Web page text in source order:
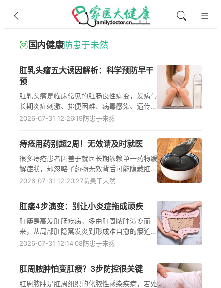
国内健康防患于未然
肛乳头瘤五大诱因解析：科学预防早干
预
肛乳头瘤是临床常见的肛肠良性病变，发病与
长期炎症刺激、排便困难、病毒感染、遗传因
素及肛门狭窄五大诱因密切相关，了解这些诱
肛周瘙痒等疑似症状时及时警觉，尽早到正规
医疗机构就诊，遵循医嘱规范处理，避免病情
进展带来的不适与健康隐患。
2026-07-31 12:26:19防患于未然
痔疮用药别超2周！无效请及时就医
很多痔疮患者因羞于就医长期依赖单一药物缓
解症状，却忽略了药物无效背后可能隐藏肛
裂、肛瘘甚至直肠癌等肛肠疾病风险，明确痔
开用药误区，采取符合诊疗指南的规范措施，
降低病情延误的潜在风险
2026-07-31 12:20:27防患于未然
肛瘘4步演变：别让小炎症拖成顽疾
肛瘘是高发肛肠疾病，多由肛周脓肿演变而
来，从局部肛隐窝发炎到形成难自愈的瘘道需
经历4个明确阶段，会引发肛周疼痛、流脓、
构肛肠外科就诊并遵医嘱规范治疗，是避免病
情加重、降低生活质量受损风险的核心措施。
2026-07-31 12:14:08防患于未然
肛周脓肿怕变肛瘘？3步防控很关键
肛周脓肿是肛周组织的化脓性感染疾病，若处